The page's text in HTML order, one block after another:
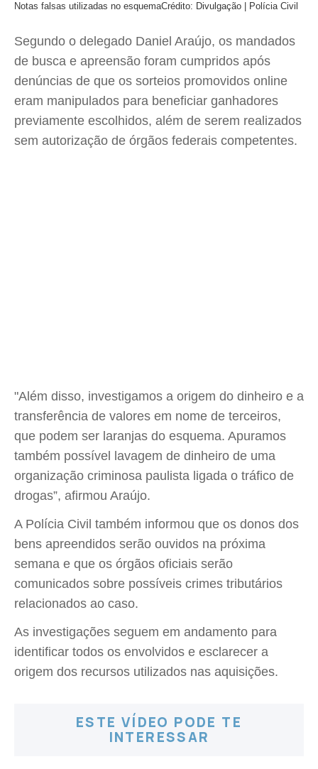
Notas falsas utilizadas no esquemaCrédito: Divulgação | Polícia Civil
Segundo o delegado Daniel Araújo, os mandados
de busca e apreensão foram cumpridos após
denúncias de que os sorteios promovidos online
eram manipulados para beneficiar ganhadores
previamente escolhidos, além de serem realizados
sem autorização de órgãos federais competentes.
"Além disso, investigamos a origem do dinheiro e a
transferência de valores em nome de terceiros,
que podem ser laranjas do esquema. Apuramos
também possível lavagem de dinheiro de uma
organização criminosa paulista ligada o tráfico de
drogas”, afirmou Araújo.
A Polícia Civil também informou que os donos dos
bens apreendidos serão ouvidos na próxima
semana e que os órgãos oficiais serão
comunicados sobre possíveis crimes tributários
relacionados ao caso.
As investigações seguem em andamento para
identificar todos os envolvidos e esclarecer a
origem dos recursos utilizados nas aquisições.
ESTE VÍDEO PODE TE
INTERESSAR